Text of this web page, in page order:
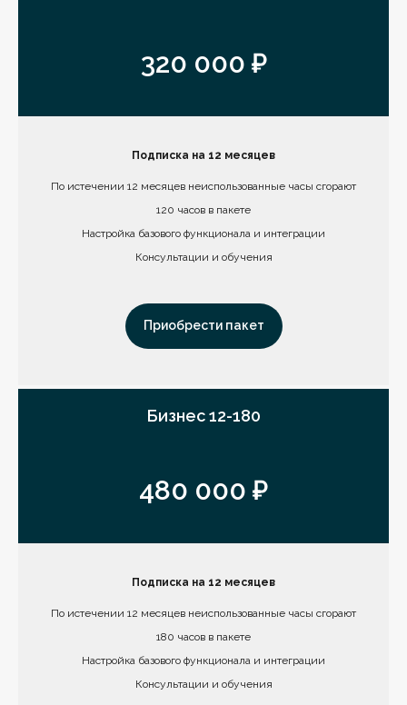
320 000 ₽
Подписка на 12 месяцев
По истечении 12 месяцев неиспользованные часы сгорают
120 часов в пакете
Настройка базового функционала и интеграции
Консультации и обучения
Приобрести пакет
Бизнес 12-180
480 000 ₽
Подписка на 12 месяцев
По истечении 12 месяцев неиспользованные часы сгорают
180 часов в пакете
Настройка базового функционала и интеграции
Консультации и обучения